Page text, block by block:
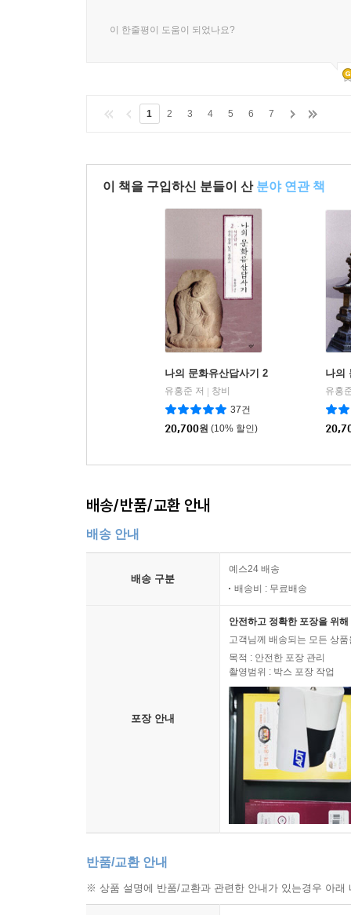
이 한줄평이 도움이 되었나요?
1 2 3 4 5 6 7
이 책을 구입하신 분들이 산 분야 연관 책
나의 문화유산답사기 2
유홍준 저
창비
37건
20,700원 (10% 할인)
나의
유홍
배송/반품/교환 안내
배송 안내
배송 구분
예스24 배송
배송비 : 무료배송
포장 안내
안전하고 정확한 포장을 위
고객님께 배송되는 모든 상
목적 : 안전한 포장 관리
촬영범위 : 박스 포장 작업
반품/교환 안내
※ 상품 설명에 반품/교환과 관련한 안내가 있는경우 아